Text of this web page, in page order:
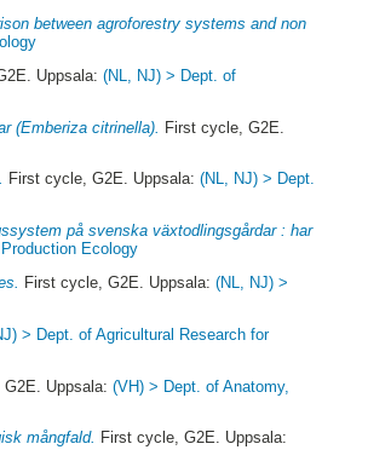
between agroforestry systems and non
Uppsala:(NL, NJ) > Dept. of
(Emberiza citrinella). First cycle, G2E.
First cycle, G2E. Uppsala:(NL, NJ) > Dept.
på svenska växtodlingsgårdar : har
Ecology
First cycle, G2E. Uppsala:(NL, NJ) >
> Dept. of Agricultural Research for
G2E. Uppsala:(VH) > Dept. of Anatomy,
mångfald. First cycle, G2E. Uppsala: